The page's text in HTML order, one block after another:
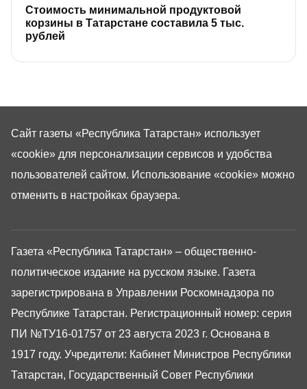
Стоимость минимальной продуктовой
корзины в Татарстане составила 5 тыс.
рублей
Газета «Республика Татарстан» – общественно-
политическое издание на русском языке. Газета
зарегистрирована в Управлении Роскомнадзора по
Республике Татарстан. Регистрационный номер: серия
ПИ №ТУ16-01757 от 23 августа 2023 г. Основана в
1917 году. Учредители: Кабинет Министров Республики
Татарстан, Государственный Совет Республики
Сайт газеты «Республика Татарстан» использует
«cookie» для персонализации сервисов и удобства
пользователей сайтом. Использование «cookie» можно
отменить в настройках браузера.